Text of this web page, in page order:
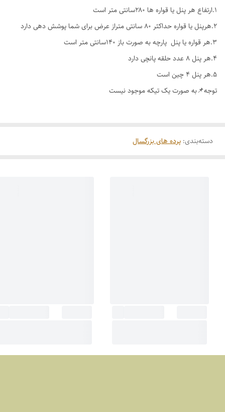
1.ارتفاع هر پنل یا قواره ها ۲۸۰سانتی متر است
۲.هرپنل یا قواره حداکثر ۸۰ سانتی متراز عرض برای شما پوشش دهی دارد
۳.هر قواره یا پنل پارچه به صورت باز ۱۴۰سانتی متر است
۴.هر پنل ۸ عدد حلقه پانچی دارد
۵.هر پنل ۴ چین است
توجه📌به صورت یک تیکه موجود نیست
دسته‌بندی: پرده های بزرگسال